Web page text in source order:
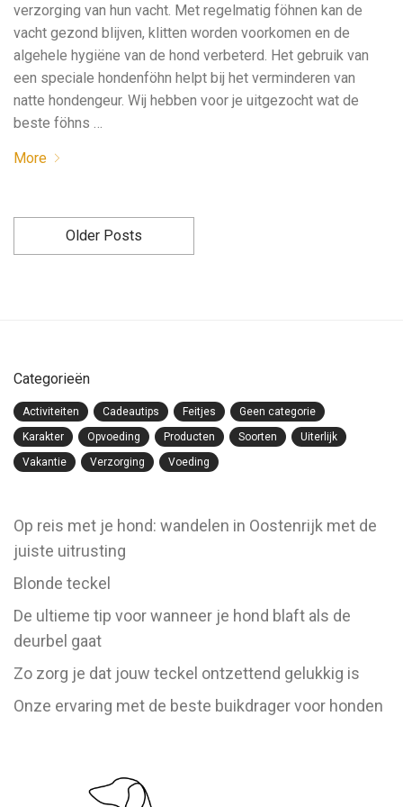
verzorging van hun vacht. Met regelmatig föhnen kan de
vacht gezond blijven, klitten worden voorkomen en de
algehele hygiëne van de hond verbeterd. Het gebruik van
een speciale hondenföhn helpt bij het verminderen van
natte hondengeur. Wij hebben voor je uitgezocht wat de
beste föhns …
More
Older Posts
Categorieën
Activiteiten Cadeautips Feitjes
Geen categorie
Karakter
Opvoeding Producten Soorten
Uiterlijk
Vakantie
Verzorging Voeding
Op reis met je hond: wandelen in Oostenrijk met de
juiste uitrusting
Blonde teckel
De ultieme tip voor wanneer je hond blaft als de
deurbel gaat
Zo zorg je dat jouw teckel ontzettend gelukkig is
Onze ervaring met de beste buikdrager voor honden